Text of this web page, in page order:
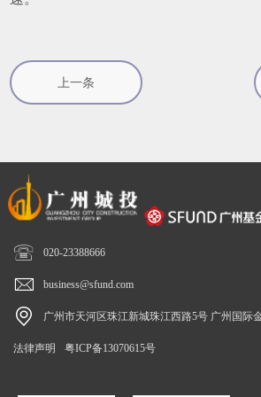
上一条
 020-23388666
 business@sfund.com
 广州市天河区珠江新城珠江西路5号 广州国际
法律声明 粤ICP备13070615号